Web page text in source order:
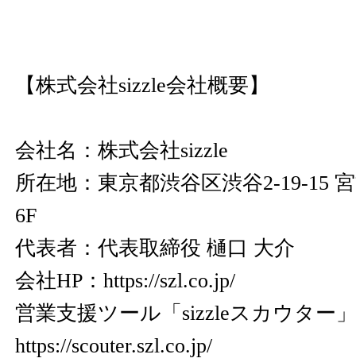
【株式会社sizzle会社概要】
会社名：株式会社sizzle
所在地：東京都渋谷区渋谷2-19-15
6F
代表者：代表取締役 樋口 大介
会社HP： https://szl.co.jp/
営業支援ツール「sizzleスカウター
https://scouter.szl.co.jp/